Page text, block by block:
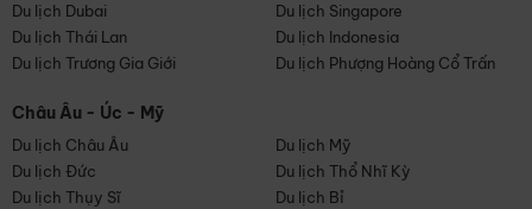
Du lịch Dubai
Du lịch Singapore
Du lịch Thái Lan
Du lịch Indonesia
Du lịch Trương Gia Giới
Du lịch Phượng Hoàng Cổ Trấn
Châu Âu - Úc - Mỹ
Du lịch Châu Âu
Du lịch Mỹ
Du lịch Đức
Du lịch Thổ Nhĩ Kỳ
Du lịch Thụy Sĩ
Du lịch Bỉ